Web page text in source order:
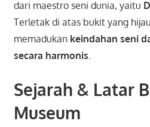
dari maestro seni dunia, yaitu
Terletak di atas bukit yang
memadukan keindahan seni
secara harmonis.
Sejarah & Latar
Museum